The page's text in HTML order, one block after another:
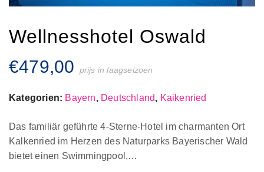
Wellnesshotel Oswald
€479,00 prijs in laagseizoen
Kategorien: Bayern, Deutschland, Kaikenried
Das familiär geführte 4-Sterne-Hotel im charmanten Ort
Kalkenried im Herzen des Naturparks Bayerischer Wald
bietet einen Swimmingpool,…